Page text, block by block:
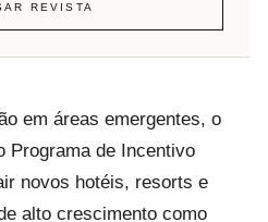
REVISTA
em áreas emergentes, o
Programa de Incentivo
novos hotéis, resorts e
alto crescimento como